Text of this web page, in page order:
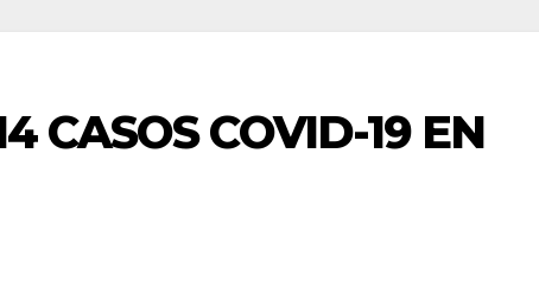
CASOS COVID-19 EN